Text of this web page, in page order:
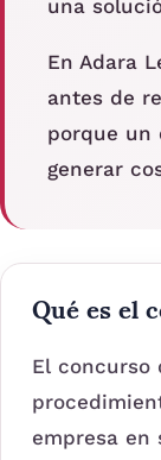
una
En Adara
antes de
porque un
generar
Qué es el
El concurso
empresa en